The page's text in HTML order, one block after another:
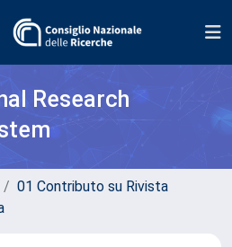
Research
01 Contributo su Rivista